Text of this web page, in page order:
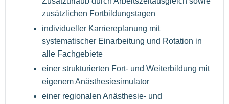
zusätzlichen Fortbildungstagen
individueller Karriereplanung mit
systematischer Einarbeitung und Rotation in
alle Fachgebiete
einer strukturierten Fort- und Weiterbildung mit
eigenem Anästhesiesimulator
einer regionalen Anästhesie- und